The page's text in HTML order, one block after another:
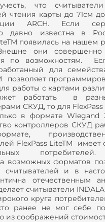
что
чтения карты до 71см
ARCH. Если
давно известна в
появилась на нашем
они совершенно
по возможностям.
для
позволяет
работы с картами
работать в
СКУД, то для
в формате Wiegand
контроллеров СКУД
FlexPass LiteTM
возможных форматов
считывателей и в
отечественным
считыватели
круга
ранее не мог себе
из соображений